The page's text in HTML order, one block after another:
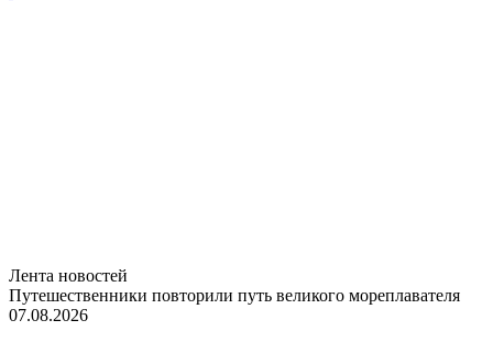
Лента новостей
Путешественники повторили путь великого мореплавателя
07.08.2026